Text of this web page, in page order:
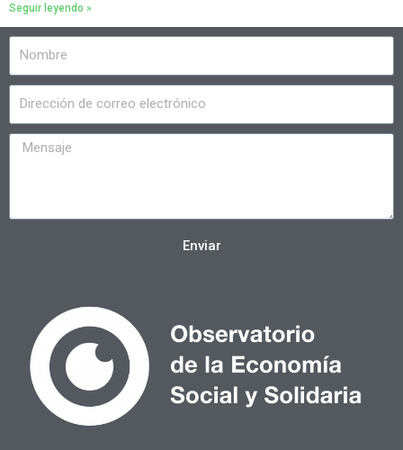
Seguir leyendo »
Enviar